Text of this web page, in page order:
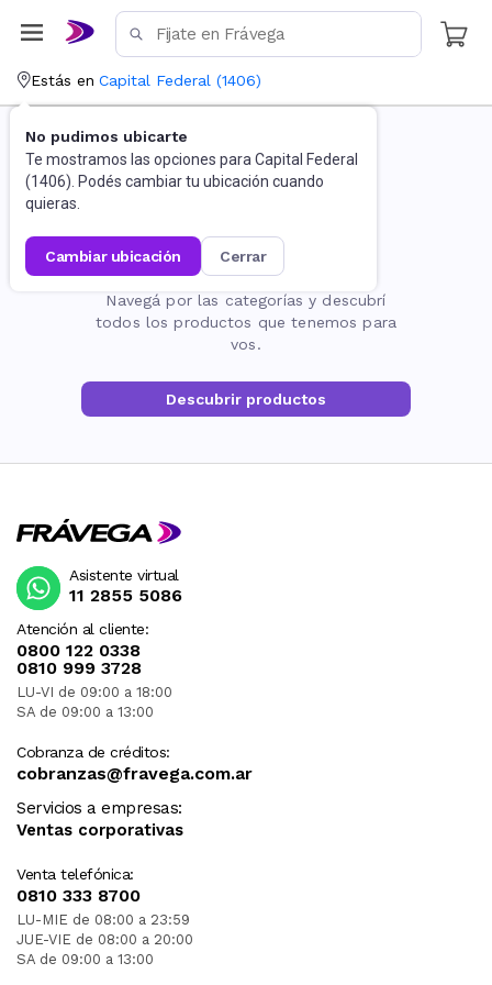
Estás en Capital Federal (1406)
No pudimos ubicarte
Te mostramos las opciones para Capital Federal
(1406). Podés cambiar tu ubicación cuando
quieras.
cambiar ubicación cerrar
La página no existe
Navegá por las categorías y descubrí
todos los productos que tenemos para
vos.
Descubrir productos
Atención al cliente:
0800 122 0338
0810 999 3728
LU-VI de 09:00 a 18:00
SA de 09:00 a 13:00
Cobranza de créditos:
cobranzas@fravega.com.ar
Servicios a empresas:
Ventas corporativas
Venta telefónica:
0810 333 8700
LU-MIE de 08:00 a 23:59
JUE-VIE de 08:00 a 20:00
SA de 09:00 a 13:00
Asistente virtual
11 2855 5086